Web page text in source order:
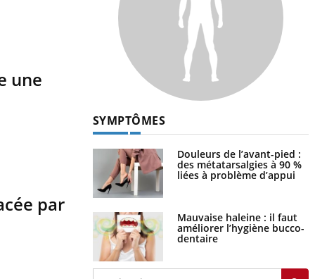
une
par
SYMPTÔMES
Douleurs de l’avant-pied :
des métatarsalgies à 90 %
liées à problème d’appui
Mauvaise haleine : il faut
améliorer l’hygiène bucco-
dentaire